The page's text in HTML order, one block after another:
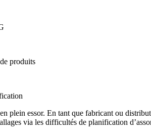
produits
plein essor. En tant que fabricant ou
via les difficultés de planification